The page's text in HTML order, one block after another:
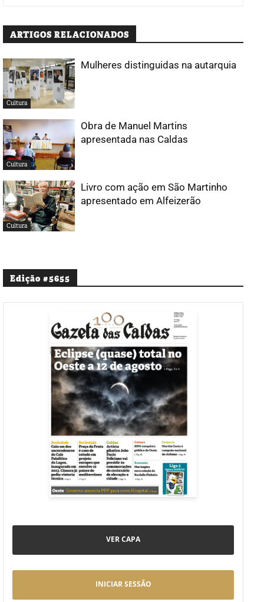
ARTIGOS RELACIONADOS
Cultura
Mulheres distinguidas na autarquia
Cultura
Obra de Manuel Martins
apresentada nas Caldas
Cultura
Livro com ação em São Martinho
apresentado em Alfeizerão
Edição #5655
VER CAPA
INICIAR SESSÃO